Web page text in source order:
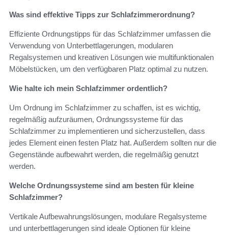
Was sind effektive Tipps zur Schlafzimmerordnung?
Effiziente Ordnungstipps für das Schlafzimmer umfassen die
Verwendung von Unterbettlagerungen, modularen
Regalsystemen und kreativen Lösungen wie multifunktionalen
Möbelstücken, um den verfügbaren Platz optimal zu nutzen.
Wie halte ich mein Schlafzimmer ordentlich?
Um Ordnung im Schlafzimmer zu schaffen, ist es wichtig,
regelmäßig aufzuräumen, Ordnungssysteme für das
Schlafzimmer zu implementieren und sicherzustellen, dass
jedes Element einen festen Platz hat. Außerdem sollten nur die
Gegenstände aufbewahrt werden, die regelmäßig genutzt
werden.
Welche Ordnungssysteme sind am besten für kleine
Schlafzimmer?
Vertikale Aufbewahrungslösungen, modulare Regalsysteme
und unterbettlagerungen sind ideale Optionen für kleine